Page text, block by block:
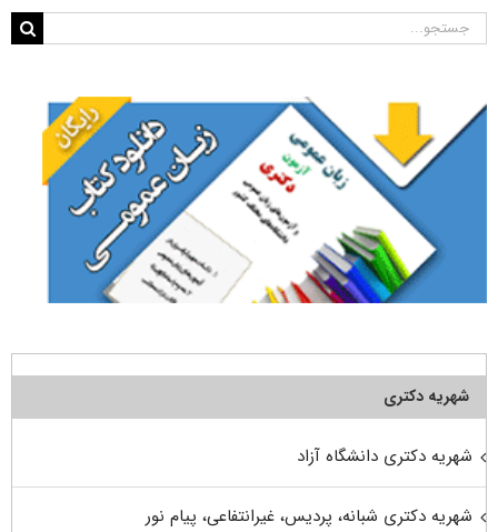
جستجو
شهریه دکتری
شهریه دکتری دانشگاه آزاد
شهریه دکتری شبانه، پردیس، غیرانتفاعی، پیام نور